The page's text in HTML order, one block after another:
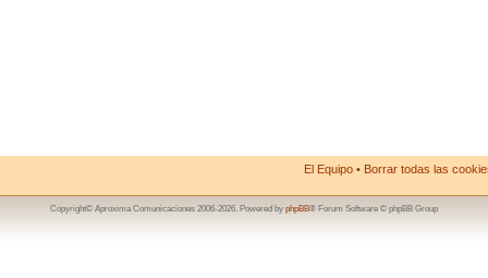
El Equipo • Borrar todas las
Copyright© Aproxima Comunicaciones 2006-2026. Powered by phpBB® Forum Software © phpBB Group